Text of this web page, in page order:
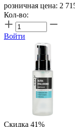
розничная цена: 2
Кол-во:
Войти
Скидка 41%